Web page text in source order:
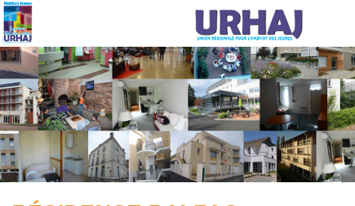
Aller au contenu principal